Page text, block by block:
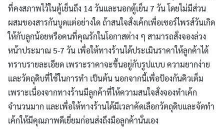
ที่คงสภาพไว้ในตู้เย็นถึง 14 วันและนอกตู้เย็น 7 วัน โดยไม่มีส่วน
ผสมของสารกันบูดแต่อย่างใด ถ้าสนใจสั่งเค้กเพื่อเซอร์ไพรส์วันเกิด
ให้กับลูกน้อยหรือคนที่คุณรักในโอกาสต่าง ๆ สามารถสั่งจองล่วง
หน้าประมาณ 5-7 วัน เพื่อให้ทางร้านได้ประเมินราคาให้ลูกค้าได้
ทราบรายละเอียด เพราะราคาจะขึ้นอยู่กับรูปแบบ ความยากง่าย
และวัตถุดิบที่ใช้ในการทำ เป็นต้น นอกจากนี้เพื่อป้องกันคิวเต็ม
เพราะเนื่องจากทางร้านมีลูกค้าที่ให้ความสนใจสั่งจองทำเค้ก
จำนวนมาก และเพื่อให้ทางร้านได้มีเวลาคัดเลือกวัตถุดิบและจัดทำ
เค้กให้มีคุณภาพดีเยี่ยมก่อนส่งถึงมือลูกค้านั่นเอง